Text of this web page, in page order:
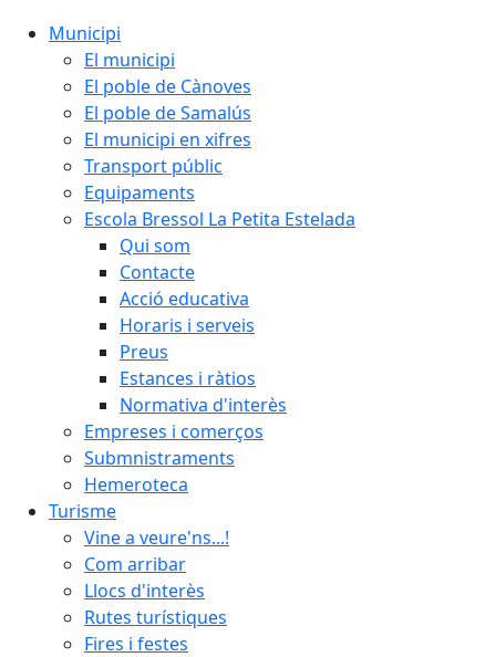
Municipi
El municipi
El poble de Cànoves
El poble de Samalús
El municipi en xifres
Transport públic
Equipaments
Escola Bressol La Petita Estelada
Qui som
Contacte
Acció educativa
Horaris i serveis
Preus
Estances i ràtios
Normativa d'interès
Empreses i comerços
Submnistraments
Hemeroteca
Turisme
Vine a veure'ns...!
Com arribar
Llocs d'interès
Rutes turístiques
Fires i festes